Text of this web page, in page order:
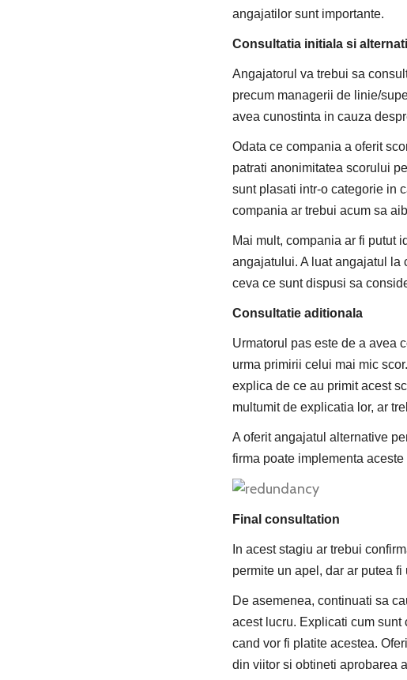
angajatilor sunt importante.
Consultatia initiala si
Angajatorul va trebui sa
precum managerii de linie/
avea cunostinta in cauza
Odata ce compania a oferit
patrati anonimitatea scorului
sunt plasati intr-o categorie in
compania ar trebui acum sa
Mai mult, compania ar fi putut
angajatului. A luat angajatul la
ceva ce sunt dispusi sa
Consultatie aditionala
Urmatorul pas este de a avea
urma primirii celui mai mic
explica de ce au primit acest
multumit de explicatia lor, ar
A oferit angajatul alternative
firma poate implementa aceste
Final consultation
In acest stagiu ar trebui
permite un apel, dar ar putea
De asemenea, continuati sa
acest lucru. Explicati cum
cand vor fi platite acestea.
din viitor si obtineti aprobarea